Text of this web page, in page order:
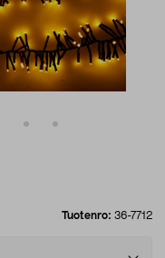
Tuotenro: 36-7712